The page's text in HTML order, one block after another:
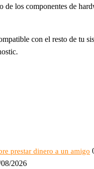
componentes de
con el resto de tu
prestar dinero a un amigo
2026